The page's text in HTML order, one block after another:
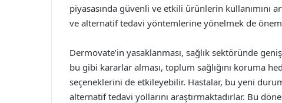
piyasasında güvenli ve etkili ürünlerin kullanımını
ve alternatif tedavi yöntemlerine yönelmek de
Dermovate’in yasaklanması, sağlık sektöründe
bu gibi kararlar alması, toplum sağlığını koruma
seçeneklerini de etkileyebilir. Hastalar, bu yeni
alternatif tedavi yollarını araştırmaktadırlar. Bu